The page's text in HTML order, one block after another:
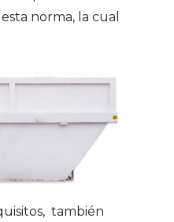
norma, la cual
también